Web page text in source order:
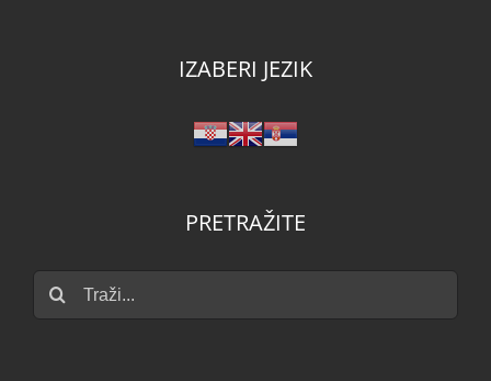
IZABERI JEZIK
PRETRAŽITE
Traži...